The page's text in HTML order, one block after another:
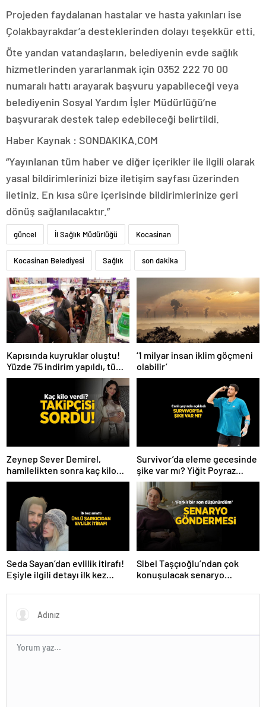
Projeden faydalanan hastalar ve hasta yakınları ise
Çolakbayrakdar’a desteklerinden dolayı teşekkür etti.
Öte yandan vatandaşların, belediyenin evde sağlık
hizmetlerinden yararlanmak için 0352 222 70 00
numaralı hattı arayarak başvuru yapabileceği veya
belediyenin Sosyal Yardım İşler Müdürlüğü’ne
başvurarak destek talep edebileceği belirtildi.
Haber Kaynak : SONDAKIKA.COM
“Yayınlanan tüm haber ve diğer içerikler ile ilgili olarak
yasal bildirimlerinizi bize iletişim sayfası üzerinden
iletiniz. En kısa süre içerisinde bildirimlerinize geri
dönüş sağlanılacaktır.”
güncel İl Sağlık Müdürlüğü Kocasinan
Kocasinan Belediyesi Sağlık son dakika
Kapısında kuyruklar oluştu!
Yüzde 75 indirim yapıldı, tüm
ürünler kapış kapış gitti
‘1 milyar insan iklim göçmeni
olabilir’
Zeynep Sever Demirel,
hamilelikten sonra kaç kilo
verdiğini açıkladı! ‘Yaza kadar
Survivor’da eleme gecesinde
şike var mı? Yiğit Poyraz
düelloda Volkan’la
yaşananları ilk kez anlattı!
Seda Sayan’dan evlilik itirafı!
Eşiyle ilgili detayı ilk kez
Sibel Taşçıoğlu’ndan çok
konuşulacak senaryo
düşünürdüm’